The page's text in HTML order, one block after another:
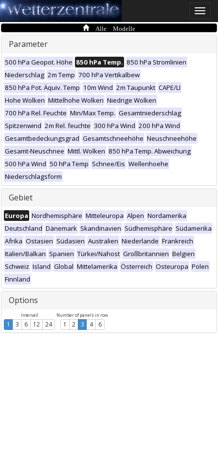
Toggle
Alle Modelle
Parameter
500 hPa Geopot. Höhe 850 hPa Temp. 850 hPa Stromlinien
Niederschlag 2m Temp 700 hPa Vertikalbew
850 hPa Pot. Äquiv. Temp 10m Wind 2m Taupunkt CAPE/LI
Hohe Wolken Mittelhohe Wolken Niedrige Wolken
700 hPa Rel. Feuchte Min/Max Temp. Gesamtniederschlag
Spitzenwind 2m Rel. feuchte 300 hPa Wind 200 hPa Wind
Gesamtbedeckungsgrad Gesamtschneehöhe Neuschneehöhe
Gesamt-Neuschnee Mittl. Wolken 850 hPa Temp. Abweichung
500 hPa Wind 50 hPa Temp Schnee/Eis Wellenhoehe
Niederschlagsform
Gebiet
Europa Nordhemisphäre Mitteleuropa Alpen Nordamerika
Deutschland Dänemark Skandinavien Südhemisphäre Südamerika
Afrika Ostasien Südasien Australien Niederlande Frankreich
Italien/Balkan Spanien Türkei/Nahost Großbritannien Belgien
Schweiz Island Global Mittelamerika Österreich Osteuropa Polen
Finnland
Options
Intervall
1 3 6 12 24
Number of panels in row
1 2 3 4 6